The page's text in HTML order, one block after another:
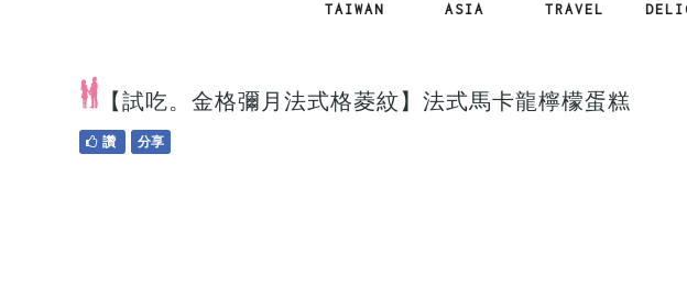
TAIWAN ASIA TRAVEL
【試吃。金格彌月法式格菱紋】法式馬卡龍檸檬蛋糕
讚 分享